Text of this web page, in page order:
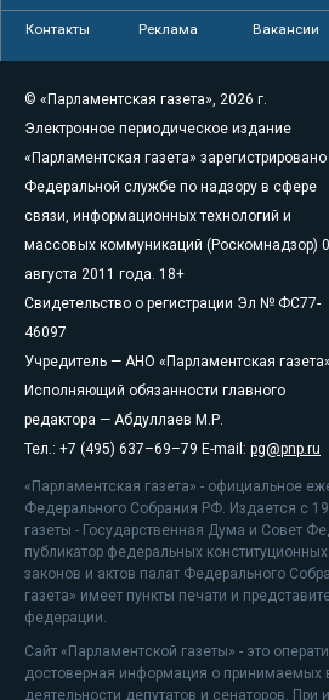
Контакты Реклама Вакансии
© «Парламентская газета», 2026 г.
Электронное периодическое издание
«Парламентская газета» зарегистрировано
Федеральной службе по надзору в сфере
связи, информационных технологий и
массовых коммуникаций (Роскомнадзор)
августа 2011 года. 18+
Свидетельство о регистрации Эл № ФС77-
46097
Учредитель — АНО «Парламентская газета»
Исполняющий обязанности главного
редактора — Абдуллаев М.Р.
Тел.: +7 (495) 637–69–79 E-mail: pg@pnp.ru
«Парламентская газета» - официальное
Федерального Собрания РФ. Издается с
газеты - Государственная Дума и Совет
публикатор федеральных
законов и актов палат Федерального
газета» имеет пункты печати и
федерации.
Сайт «Парламентской газеты» - это
достоверная информация о принимаемых
деятельности депутатов и сенаторов. При